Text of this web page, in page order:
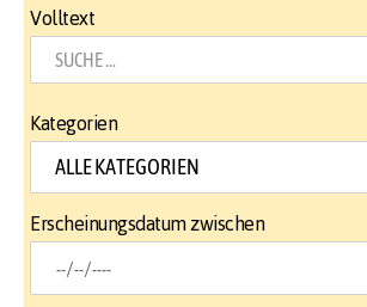
Volltext
Kategorien
Erscheinungsdatum zwischen